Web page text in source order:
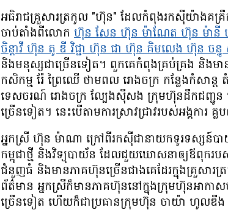
អធិរាជ​​គ្រួសារ​ត្រកូល "ហ៊ុន" ដែល​កំពុង​រក​ស៊ី​យ៉ាង​គគ្រឹក
ចាប់​តាំង​ពី​លោក ហ៊ុន សែន ហ៊ុន ម៉ាណែត ហ៊ុន ម៉ា
ចិន្តាវី ហ៊ុន តូ ឌី វិជ្ជា ហ៊ុន ជា ហ៊ុន គិមលេង ហ៊ុន ចន្
និង​មនុស្ស​ជា​ច្រើន​ទៀត។ ពួកគេ​កំពុង​គ្រប់គ្រង និង​មា
កសិកម្ម រ៉ែ ព្រៃឈើ ថាមពល រោងចក្រ កន្លែង​កំសាន្ត
ទេសចរណ៍ រោងចក្រ ល្បែង​ស៊ីសង ក្រុមហ៊ុន​ដឹក​ជញ្ជូន
ច្រើន​ទៀត។ នេះ​បើ​តាម​ការ​ស្រាវជ្រាវ​របស់​អង្គការ គ្
អ្នកស្រី ហ៊ុន ម៉ាណា ក្រៅ​ពី​រក​ស៊ី​ជា​នាយក​ទូរទស្សន៍​ប
កម្ពុជាថ្មី និង​វិទ្យុ​បាយ័ន ដែល​ជួយ​ឃោសនា​ឲ្យ​ឪពុក​រ
ជំនួញ​ធំ និង​មាន​ភាគហ៊ុន​ច្រើន​ជាង​គេ​ដែរ​ក្នុង​គ្រួសារ​
ព័ត៌មាន អ្នកស្រី​ក៏​មាន​ភាគហ៊ុន​នៅ​ក្នុង​ក្រុមហ៊ុន​អាក
ច្រើន​ទៀត ហើយ​ក៏​ជា​ប្រធាន​ក្រុមហ៊ុន ចាយ៉ា ហូលឌី